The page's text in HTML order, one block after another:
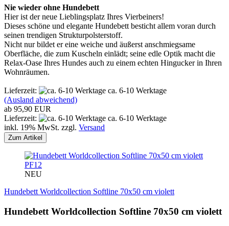
Nie wieder ohne Hundebett
Hier ist der neue Lieblingsplatz Ihres Vierbeiners!
Dieses schöne und elegante Hundebett besticht allem voran durch
seinen trendigen Strukturpolsterstoff.
Nicht nur bildet er eine weiche und äußerst anschmiegsame
Oberfläche, die zum Kuscheln einlädt; seine edle Optik macht die
Relax-Oase Ihres Hundes auch zu einem echten Hingucker in Ihren
Wohnräumen.
Lieferzeit:
ca. 6-10 Werktage
(Ausland abweichend)
ab 95,90 EUR
Lieferzeit:
ca. 6-10 Werktage
inkl. 19% MwSt. zzgl. Versand
Zum Artikel
PF12
NEU
Hundebett Worldcollection Softline 70x50 cm violett
Hundebett Worldcollection Softline 70x50 cm violett